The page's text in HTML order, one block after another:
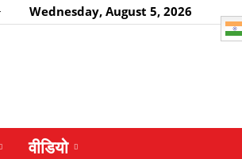
Wednesday, August 5, 2026
वीडियो